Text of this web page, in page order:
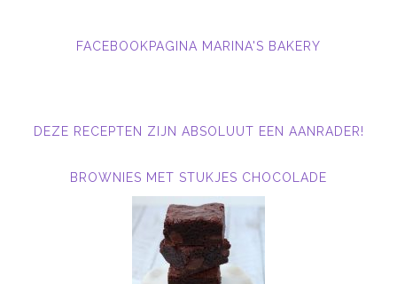
FACEBOOKPAGINA MARINA'S BAKERY
DEZE RECEPTEN ZIJN ABSOLUUT EEN AANRADER!
BROWNIES MET STUKJES CHOCOLADE